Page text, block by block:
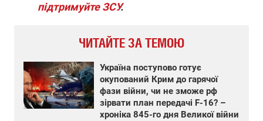
підтримуйте ЗСУ.
ЧИТАЙТЕ ЗА ТЕМОЮ
Україна поступово готує
окупований Крим до гарячої
фази війни, чи не зможе рф
зірвати план передачі F-16? –
хроніка 845-го дня Великої війни